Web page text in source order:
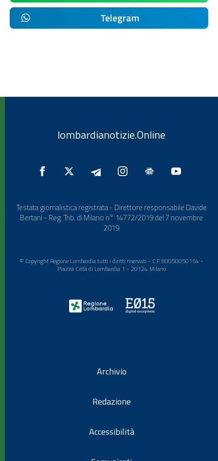
Telegram
lombardianotizie.Online
Testata giornalistica registrata - Direttore responsabile Davide
Bertani - Reg. Trib. di Milano n° 14772/2019 del 7 novembre
2019
© Copyright Regione Lombardia tutti i diritti riservati - C.F. 80050050154 -
Piazza Città di Lombardia 1 - 20124 Milano
Archivio
Redazione
Accessibilità